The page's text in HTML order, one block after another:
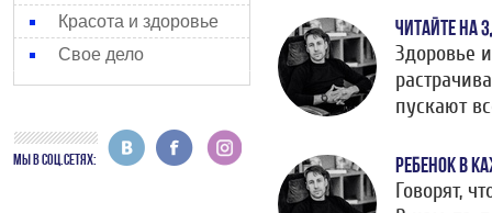
Красота и здоровье
Свое дело
МЫ В СОЦ.СЕТЯХ:
ЧИТАЙТЕ НА
Здоровье
пускают
РЕБЕНОК В
Говорят,